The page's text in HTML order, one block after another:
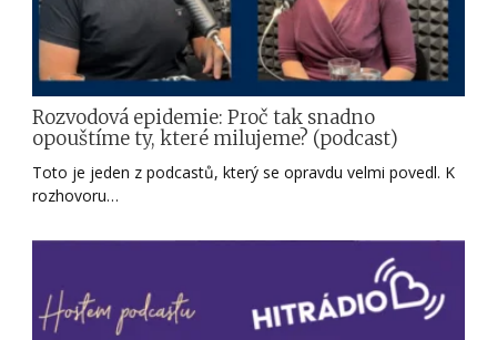
Rozvodová epidemie: Proč tak snadno
opouštíme ty, které milujeme? (podcast)
Toto je jeden z podcastů, který se opravdu velmi povedl. K
rozhovoru…